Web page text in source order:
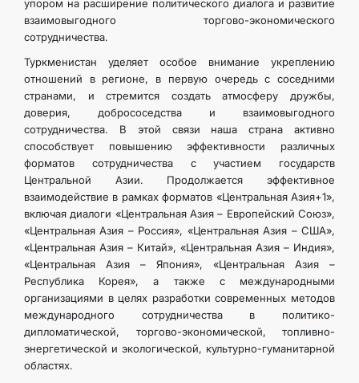
упором на расширение политического диалога и развитие
взаимовыгодного торгово-экономического
сотрудничества.
Туркменистан уделяет особое внимание укреплению
отношений в регионе, в первую очередь с соседними
странами, и стремится создать атмосферу дружбы,
доверия, добрососедства и взаимовыгодного
сотрудничества. В этой связи наша страна активно
способствует повышению эффективности различных
форматов сотрудничества с участием государств
Центральной Азии. Продолжается эффективное
взаимодействие в рамках форматов «Центральная Азия+1»,
включая диалоги «Центральная Азия – Европейский Союз»,
«Центральная Азия – Россия», «Центральная Азия – США»,
«Центральная Азия – Китай», «Центральная Азия – Индия»,
«Центральная Азия – Япония», «Центральная Азия –
Республика Корея», а также с международными
организациями в целях разработки современных методов
международного сотрудничества в политико-
дипломатической, торгово-экономической, топливно-
энергетической и экологической, культурно-гуманитарной
областях.